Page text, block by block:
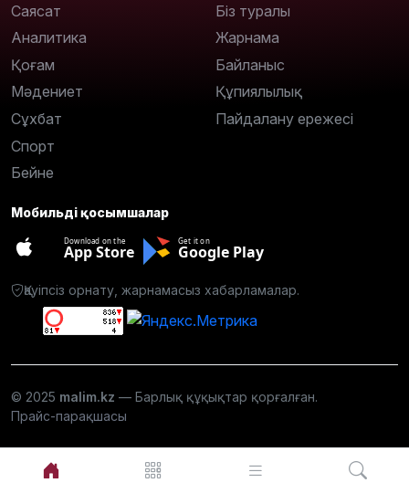
Саясат
Аналитика
Қоғам
Мәдениет
Сұхбат
Спорт
Бейне
Біз туралы
Жарнама
Байланыс
Құпиялылық
Пайдалану ережесі
Мобильді қосымшалар
Download on the
App Store
Get it on
Google Play
Қауіпсіз орнату, жарнамасыз хабарламалар.
© 2025 malim.kz — Барлық құқықтар қорғалған.
Прайс-парақшасы